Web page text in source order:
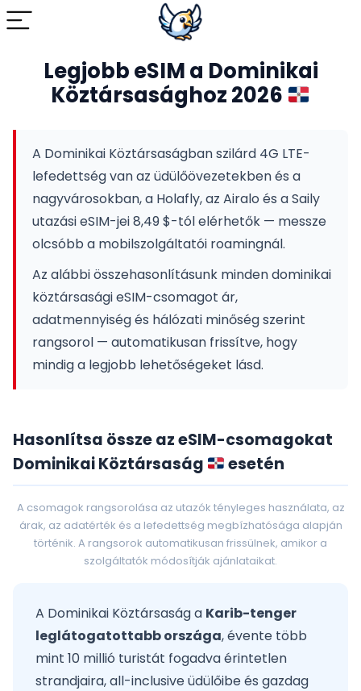
Legjobb eSIM a Dominikai
Köztársasághoz 2026
A Dominikai Köztársaságban szilárd 4G LTE-
lefedettség van az üdülőövezetekben és a
nagyvárosokban, a Holafly, az Airalo és a Saily
utazási eSIM-jei 8,49 $-tól elérhetők — messze
olcsóbb a mobilszolgáltatói roamingnál.
Az alábbi összehasonlításunk minden dominikai
köztársasági eSIM-csomagot ár,
adatmennyiség és hálózati minőség szerint
rangsorol — automatikusan frissítve, hogy
mindig a legjobb lehetőségeket lásd.
Hasonlítsa össze az eSIM-csomagokat
Dominikai Köztársaság
esetén
A csomagok rangsorolása az utazók tényleges használata, az
árak, az adatérték és a lefedettség megbízhatósága alapján
történik. A rangsorok automatikusan frissülnek, amikor a
szolgáltatók módosítják ajánlataikat.
A Dominikai Köztársaság a Karib-tenger
leglátogatottabb országa, évente több
mint 10 millió turistát fogadva érintetlen
strandjaira, all-inclusive üdülőibe és gazdag